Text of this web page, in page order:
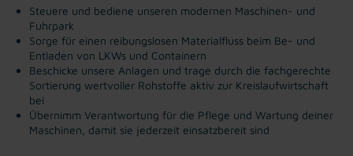
Steuere und bediene unseren modernen Maschinen- und
Fuhrpark
Sorge für einen reibungslosen Materialfluss beim Be- und
Entladen von LKWs und Containern
Beschicke unsere Anlagen und trage durch die fachgerechte
Sortierung wertvoller Rohstoffe aktiv zur Kreislaufwirtschaft
bei
Übernimm Verantwortung für die Pflege und Wartung deiner
Maschinen, damit sie jederzeit einsatzbereit sind